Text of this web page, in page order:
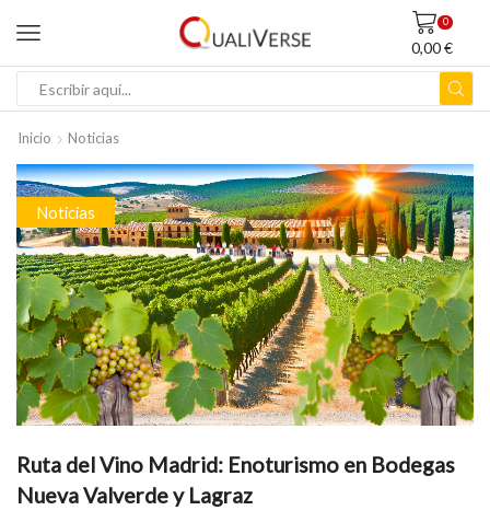
0
0,00€
Inicio Noticias
Noticias
Ruta del Vino Madrid: Enoturismo en Bodegas
Nueva Valverde y Lagraz